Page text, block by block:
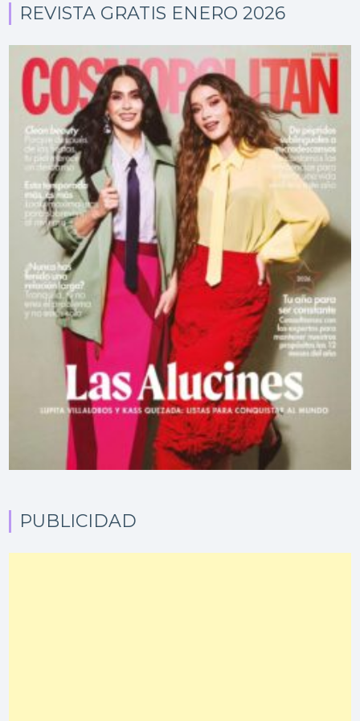
REVISTA GRATIS ENERO 2026
PUBLICIDAD